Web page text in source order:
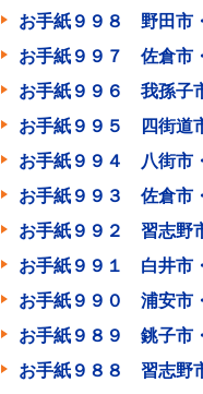
お手紙９９８ 野田市
お手紙９９７ 佐倉市
お手紙９９６ 我孫子
お手紙９９５ 四街道
お手紙９９４ 八街市
お手紙９９３ 佐倉市
お手紙９９２ 習志野
お手紙９９１ 白井市
お手紙９９０ 浦安市
お手紙９８９ 銚子市
お手紙９８８ 習志野